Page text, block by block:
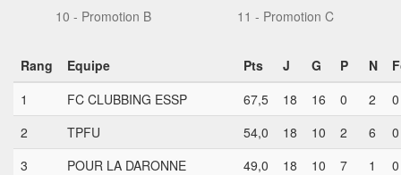
10 - Promotion B
11 - Promotion C
Rang Equipe Pts J G P N
1
FC CLUBBING ESSP 67,5 18 16 0 2
0
2
TPFU 54,0 18 10 2 6
0
3
POUR LA DARONNE 49,0 18 10 7 1
0